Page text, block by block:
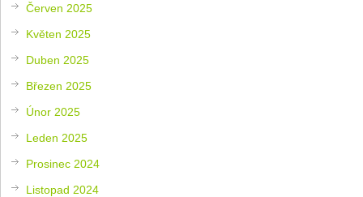
Červen 2025
Květen 2025
Duben 2025
Březen 2025
Únor 2025
Leden 2025
Prosinec 2024
Listopad 2024